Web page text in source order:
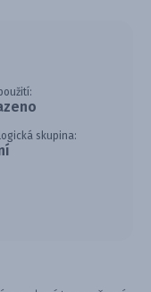
skupina: